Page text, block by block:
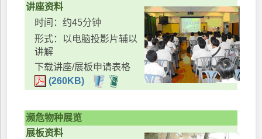
讲座资料
时间：约45分钟
形式：以电脑投影片辅以
讲解
下载讲座/展板申请表格
(260KB)
濒危物种展览
展板资料